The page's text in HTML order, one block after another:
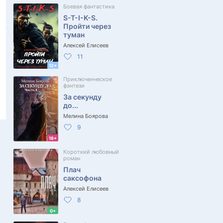
12+
Боевая фантастика
S-T-I-K-S.
Пройти через
туман
Алексей Елисеев
11
18+
Приключенческое
фэнтези
За секунду
до...
Мелина Боярова
9
0+
Короткий любовный
роман
Плач
саксофона
Алексей Елисеев
8